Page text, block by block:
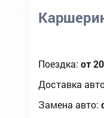
Поездка: от
Доставка
Замена авто: